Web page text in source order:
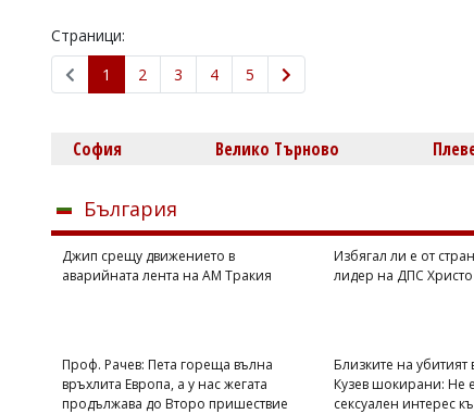
Страници:
1
2 3 4 5
София Велико Търново
България
Джип срещу движението в
аварийната лента на АМ Тракия
Избягал ли е от
лидер на ДПС
Проф. Рачев: Пета гореща вълна
връхлита Европа, а у нас жегата
продължава до Второ пришествие
Близките на убитият
Кузев шокирани: Не
сексуален интерес